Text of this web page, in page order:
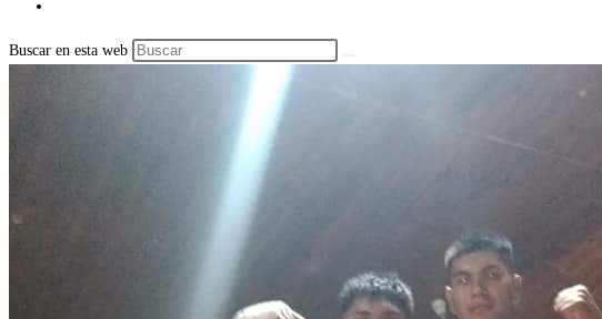
Buscar en esta web